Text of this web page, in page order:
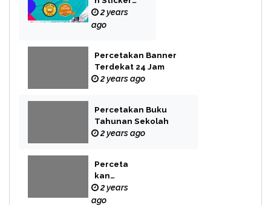
Label
2 years
ago
Percetakan Banner
Terdekat 24 Jam
2 years ago
Percetakan Buku
Tahunan Sekolah
2 years ago
Perceta
kan
Buku
Novel
2 years
ago